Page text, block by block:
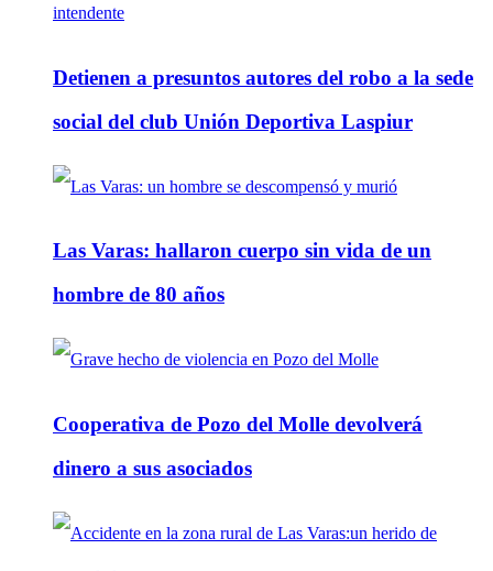
Detienen a presuntos autores del robo a la sede
social del club Unión Deportiva Laspiur
Las Varas: hallaron cuerpo sin vida de un
hombre de 80 años
Cooperativa de Pozo del Molle devolverá
dinero a sus asociados